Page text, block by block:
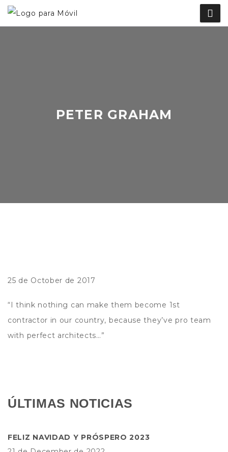
PETER GRAHAM
25 de October de 2017
“I think nothing can make them become 1st
contractor in our country, because they’ve pro team
with perfect architects…”
ÚLTIMAS NOTICIAS
FELIZ NAVIDAD Y PRÓSPERO 2023